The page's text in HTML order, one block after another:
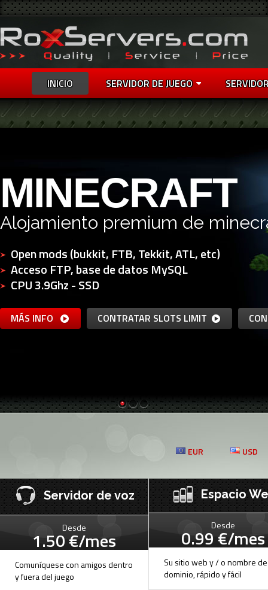
INICIO SERVIDOR DE JUEGO
MINECRAFT
Alojamiento premium de
Open mods (bukkit, FTB, Tekkit, ATL, etc)
Acceso FTP, base de datos MySQL
CPU 3.9Ghz - SSD
MÁS INFO CONTRATAR SLOTS LIMIT
EUR USD
Servidor de voz
Desde
1.50 €/mes
Comuníquese con amigos dentro
y fuera del juego
Espacio
Desde
0.99 €/mes
Su sitio web y / o nombre de
dominio, rápido y fácil